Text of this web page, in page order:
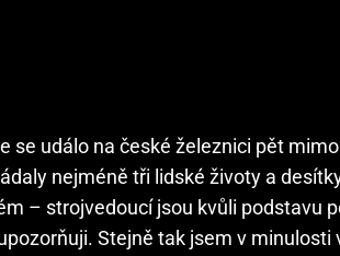
se událo na české železnici pět
nejméně tři lidské životy a
– strojvedoucí jsou kvůli podstavu
Stejně tak jsem v minulosti